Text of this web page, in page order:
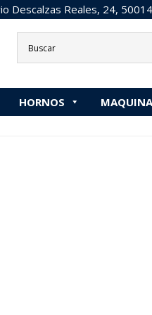
Descalzas Reales, 24,
HORNOS
4 Fuegos»Cocina a gas 4
Inicio / CALOR Cocina a